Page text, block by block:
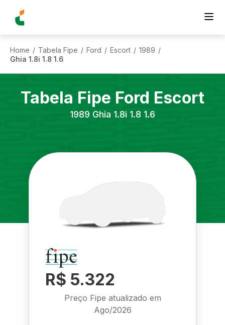
Home / Tabela Fipe / Ford / Escort / 1989 /
Ghia 1.8i 1.8 1.6
Tabela Fipe Ford Escort
1989 Ghia 1.8i 1.8 1.6
R$ 5.322
Preço Fipe atualizado em
Ago/2026